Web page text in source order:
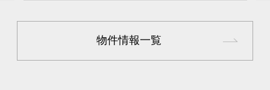
物件情報一覧